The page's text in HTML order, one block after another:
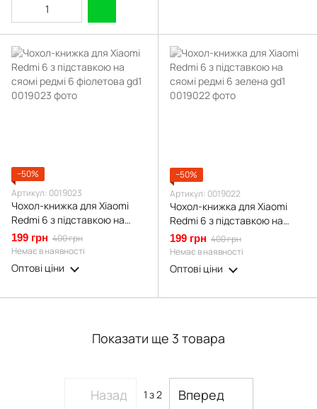
−50%
Артикул: 0019023
Чохол-книжка для Xiaomi
Redmi 6 з підставкою на
сяомі редмі 6 фіолетова gd1
199 грн 400 грн
Немає в наявності
Оптові ціни
−50%
Артикул: 0019022
Чохол-книжка для Xiaomi
Redmi 6 з підставкою на
сяомі редмі 6 зелена gd1
199 грн 400 грн
Немає в наявності
Оптові ціни
Показати ще 3 товара
Назад 1 з 2 Вперед